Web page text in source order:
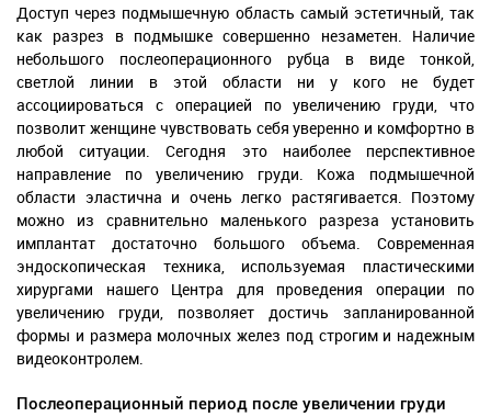
Доступ через подмышечную область самый эстетичный, так
как разрез в подмышке совершенно незаметен. Наличие
небольшого послеоперационного рубца в виде тонкой,
светлой линии в этой области ни у кого не будет
ассоциироваться с операцией по увеличению груди, что
позволит женщине чувствовать себя уверенно и комфортно в
любой ситуации. Сегодня это наиболее перспективное
направление по увеличению груди. Кожа подмышечной
области эластична и очень легко растягивается. Поэтому
можно из сравнительно маленького разреза установить
имплантат достаточно большого объема. Современная
эндоскопическая техника, используемая пластическими
хирургами нашего Центра для проведения операции по
увеличению груди, позволяет достичь запланированной
формы и размера молочных желез под строгим и надежным
видеоконтролем.
Послеоперационный период после увеличении груди